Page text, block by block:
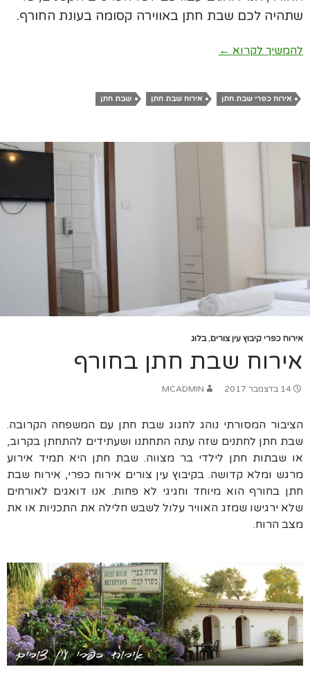
שתהיה לכם שבת חתן באווירה קסומה בעונת החורף.
להמשיך לקרואשבת חתן באווירה קסומה בעונת החורף
←
אירוח כפרי שבת חתן אירוח שבת חתן שבת חתן
אירוח כפרי קיבוץ עין צורים,בלוג
אירוח שבת חתן בחורף
14 בדצמבר 2017 MCADMIN
הציבור המסורתי נוהג לחגוג שבת חתן עם המשפחה הקרובה.
שבת חתן לחתנים שזה עתה התחתנו ושעתידים להתחתן בקרוב,
או שבתות חתן לילדי בר מצווה. שבת חתן היא תמיד אירוע
מרגש ומלא קדושה. בקיבוץ עין צורים אירוח כפרי, אירוח שבת
חתן בחורף הוא מיוחד וחגיגי לא פחות. אנו דואגים לאורחים
שלא ירגישו שמזג האוויר עלול לשבש חלילה את התכניות או את
מצב הרוח.